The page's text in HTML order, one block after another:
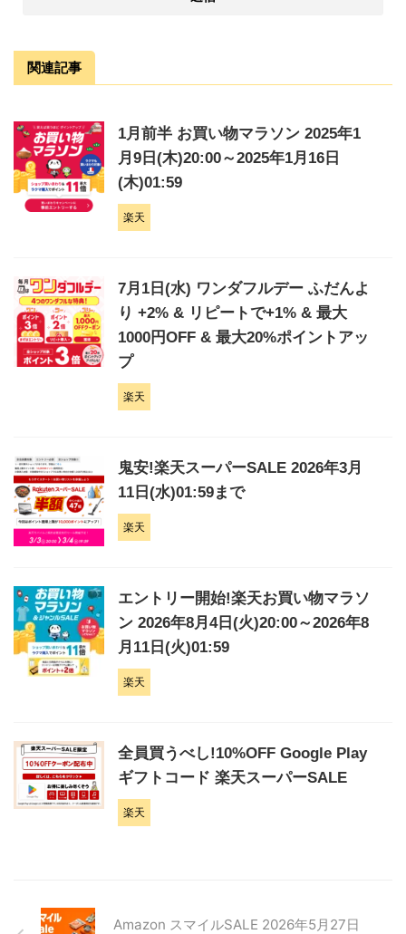
関連記事
1月前半 お買い物マラソン 2025年1
月9日(木)20:00～2025年1月16日
(木)01:59
楽天
7月1日(水) ワンダフルデー ふだんよ
り +2% & リピートで+1% & 最大
1000円OFF & 最大20%ポイントアッ
プ
楽天
鬼安!楽天スーパーSALE 2026年3月
11日(水)01:59まで
楽天
エントリー開始!楽天お買い物マラソ
ン 2026年8月4日(火)20:00～2026年8
月11日(火)01:59
楽天
全員買うべし!10%OFF Google Play
ギフトコード 楽天スーパーSALE
楽天
Amazon スマイルSALE 2026年5月27日